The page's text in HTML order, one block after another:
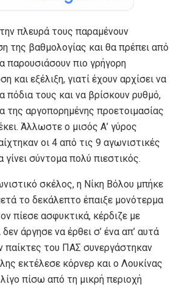
πλευρά τους παραμένουν
της βαθμολογίας και θα πρέπει από
παρουσιάσουν πιο γρήγορη
και εξέλιξη, γιατί έχουν αρχίσει να
πόδια τους και να βρίσκουν ρυθμό,
της αργοπορημένης προετοιμασίας
Άλλωστε ο μισός Α’ γύρος
οι 4 από τις 9 αγωνιστικές
γίνει σύντομα πολύ πιεστικός.
σκέλος, η Νίκη Βόλου μπήκε
το δεκάλεπτο έπαιξε μονότερμα
πίεσε ασφυκτικά, κέρδιζε με
άργησε να έρθει σ’ ένα απ’ αυτά
παίκτες του ΠΑΣ συνεργάστηκαν
εκτέλεσε κόρνερ και ο Λουκίνας
πίσω από τη μικρή περιοχή